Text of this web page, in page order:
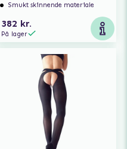
Smukt skinnende materiale
382 kr.
På lager